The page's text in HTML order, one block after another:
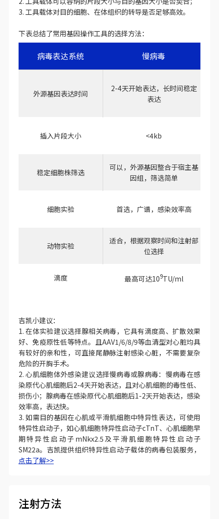
3. 工具载体对目的细胞、在体组织的转导是否足够高效。
下表总结了常用基因操作工具的选择方法：
病毒表达系统 慢病毒
外源基因表达时间
2-4天开始表达，长时间稳定
表达
插入片段大小 <4kb
稳定细胞株筛选
可以，外源基因整合于宿主基
因组，筛选简单
细胞实验 首选，广谱，感染效率高
动物实验
适合，根据观察时间和注射部
位选择
滴度 最高可达109TU/ml
吉凯小建议：
1. 在体实验建议选择腺相关病毒，它具有滴度高、扩散效果
好、免疫原性低等特点。且AAV1/6/8/9等血清型对心脏均具
有较好的亲和性，可直接尾静脉注射感染心脏，不需要复杂
危险的开胸手术。
2. 心肌细胞体外感染建议选择慢病毒或腺病毒：慢病毒在感
染原代心肌细胞后2-4天开始表达，且对心肌细胞的毒性低、
损伤小；腺病毒在感染原代心肌细胞后1-2天开始表达，感染
效率高，表达快。
3. 如需目的基因在心肌或平滑肌细胞中特异性表达，可使用
特异性启动子，如心肌细胞特异性启动子cTnT、心肌细胞早
期特异性启动子mNkx2.5及平滑肌细胞特异性启动子
SM22a。吉凯提供组织特异性启动子载体的病毒包装服务，
点击了解>>
注射方法